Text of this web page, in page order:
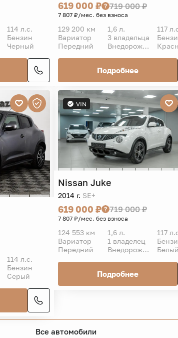
114 л.с.
Бензин
Черный
619 000 ₽ 719 000 ₽
7 807 ₽/мес. без взноса
129 200 км 1,6 л.
117
Вариатор
3 владельца
Передний
Внедорожник 5 дв.
Подробнее
114 л.с.
Бензин
Серый
VIN
Nissan Juke
2014 г. SE+
619 000 ₽ 719 000 ₽
7 807 ₽/мес. без взноса
124 553 км 1,6 л.
117
Вариатор
1 владелец
Передний
Внедорожник 5 дв.
Подробнее
Все автомобили